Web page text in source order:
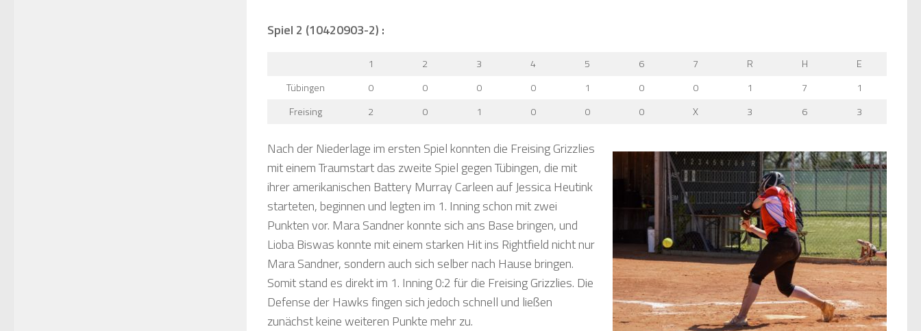
Spiel 2 (10420903-2) :
1 2 3 4 5 6 7 R H
E
Tübingen
0 0 0 0 1 0 0 1 7
1
Freising
2 0 1 0 0 0 X 3 6 3
Nach der Niederlage im ersten Spiel konnten die Freising Grizzlies
mit einem Traumstart das zweite Spiel gegen Tübingen, die mit
ihrer amerikanischen Battery Murray Carleen auf Jessica Heutink
starteten, beginnen und legten im 1. Inning schon mit zwei
Punkten vor. Mara Sandner konnte sich ans Base bringen, und
Lioba Biswas konnte mit einem starken Hit ins Rightfield nicht nur
Mara Sandner, sondern auch sich selber nach Hause bringen.
Somit stand es direkt im 1. Inning 0:2 für die Freising Grizzlies. Die
Defense der Hawks fingen sich jedoch schnell und ließen
zunächst keine weiteren Punkte mehr zu.